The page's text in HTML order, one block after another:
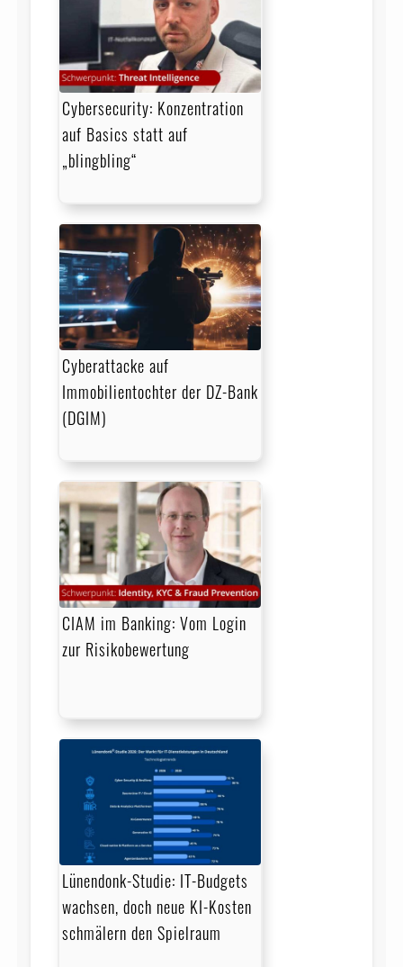
Cybersecurity: Konzentration
auf Basics statt auf
„blingbling“
Cyberattacke auf
Immobilientochter der DZ-Bank
(DGIM)
CIAM im Banking: Vom Login
zur Risikobewertung
Lünendonk-Studie: IT-Budgets
wachsen, doch neue KI-Kosten
schmälern den Spielraum